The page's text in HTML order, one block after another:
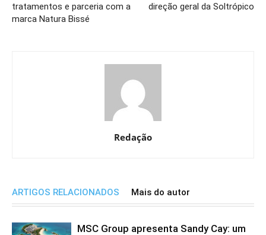
tratamentos e parceria com a
marca Natura Bissé
direção geral da Soltrópico
Redação
ARTIGOS RELACIONADOS Mais do autor
MSC Group apresenta Sandy Cay: um